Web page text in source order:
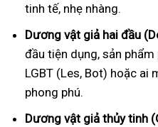
tinh tế, nhẹ nhàng.
Dương vật giả hai đầu
đầu tiện dụng, sản
LGBT (Les, Bot) hoặc ai
phong phú.
Dương vật giả thủy tinh